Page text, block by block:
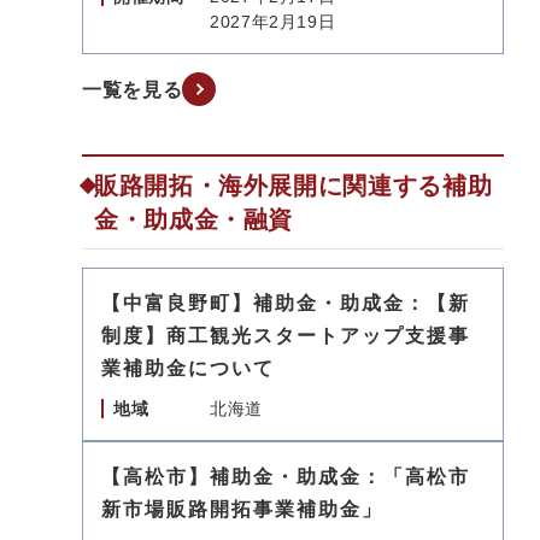
2027年2月19日
一覧を見る
販路開拓・海外展開に関連する補助
金・助成金・融資
【中富良野町】補助金・助成金：【新
制度】商工観光スタートアップ支援事
業補助金について
地域 北海道
【高松市】補助金・助成金：「高松市
新市場販路開拓事業補助金」